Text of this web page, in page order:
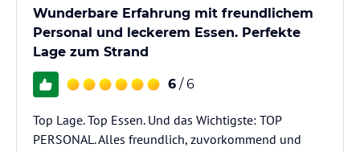
Wunderbare Erfahrung mit freundlichem
Personal und leckerem Essen. Perfekte
Lage zum Strand
6 / 6
Top Lage. Top Essen. Und das Wichtigste: TOP
PERSONAL. Alles freundlich, zuvorkommend und